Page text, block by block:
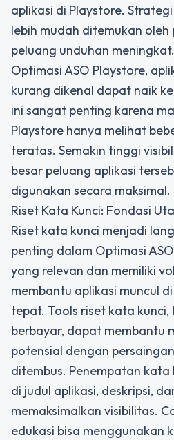
aplikasi di Playstore.
lebih mudah ditemukan
peluang unduhan
Optimasi ASO Playstore,
kurang dikenal dapat naik
ini sangat penting karena
Playstore hanya melihat
teratas. Semakin tinggi
besar peluang aplikasi
digunakan secara maksimal.
Riset Kata Kunci: Fondasi
Riset kata kunci menjadi
penting dalam Optimasi
yang relevan dan memiliki
membantu aplikasi muncul
tepat. Tools riset kata kunci,
berbayar, dapat membantu
potensial dengan
ditembus. Penempatan
di judul aplikasi, deskripsi,
memaksimalkan visibilitas.
edukasi bisa menggunakan